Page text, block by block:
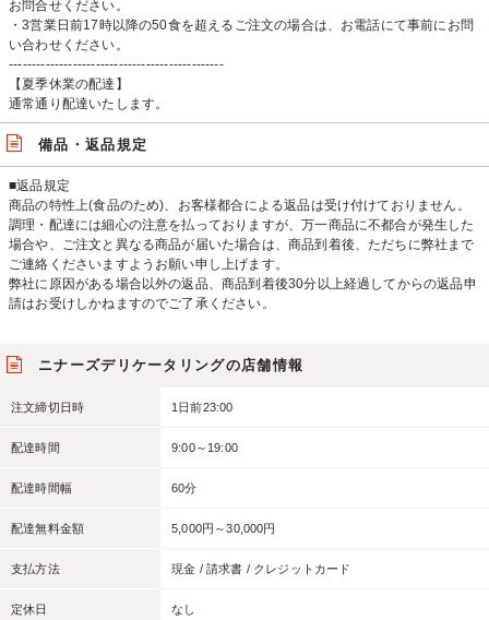
お問合せください。
・3営業日前17時以降の50食を超えるご注文の場合は、お電話にて事前にお問
い合わせください。
-----------------------------------------------
【夏季休業の配達】
通常通り配達いたします。
備品・返品規定
■返品規定
商品の特性上(食品のため)、お客様都合による返品は受け付けておりません。
調理・配達には細心の注意を払っておりますが、万一商品に不都合が発生した
場合や、ご注文と異なる商品が届いた場合は、商品到着後、ただちに弊社まで
ご連絡くださいますようお願い申し上げます。
弊社に原因がある場合以外の返品、商品到着後30分以上経過してからの返品申
請はお受けしかねますのでご了承ください。
ニナーズデリケータリングの店舗情報
注文締切日時 1日前23:00
配達時間 9:00～19:00
配達時間幅 60分
配達無料金額 5,000円～30,000円
支払方法 現金 / 請求書 / クレジットカード
定休日 なし